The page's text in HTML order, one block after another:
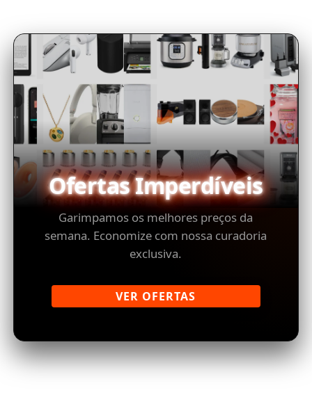
Ofertas Imperdíveis
Garimpamos os melhores preços da
semana. Economize com nossa curadoria
exclusiva.
VER OFERTAS